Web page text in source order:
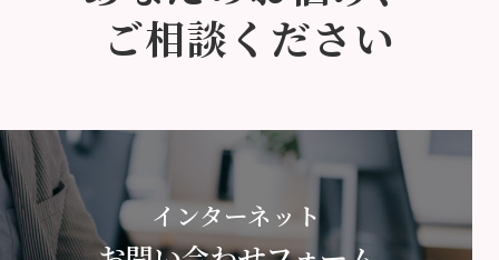
ご相談ください
インターネット